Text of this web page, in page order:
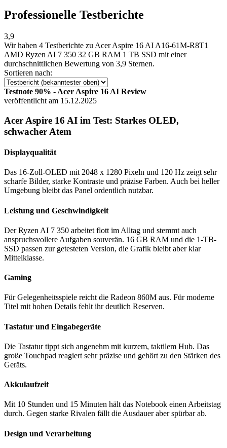
Professionelle Testberichte
3,9
Wir haben 4 Testberichte zu Acer Aspire 16 AI A16-61M-R8T1
AMD Ryzen AI 7 350 32 GB RAM 1 TB SSD mit einer
durchschnittlichen Bewertung von 3,9 Sternen.
Sortieren nach:
Testnote 90% - Acer Aspire 16 AI Review
veröffentlicht am 15.12.2025
Acer Aspire 16 AI im Test: Starkes OLED,
schwacher Atem
Displayqualität
Das 16-Zoll-OLED mit 2048 x 1280 Pixeln und 120 Hz zeigt sehr
scharfe Bilder, starke Kontraste und präzise Farben. Auch bei heller
Umgebung bleibt das Panel ordentlich nutzbar.
Leistung und Geschwindigkeit
Der Ryzen AI 7 350 arbeitet flott im Alltag und stemmt auch
anspruchsvollere Aufgaben souverän. 16 GB RAM und die 1-TB-
SSD passen zur getesteten Version, die Grafik bleibt aber klar
Mittelklasse.
Gaming
Für Gelegenheitsspiele reicht die Radeon 860M aus. Für moderne
Titel mit hohen Details fehlt ihr deutlich Reserven.
Tastatur und Eingabegeräte
Die Tastatur tippt sich angenehm mit kurzem, taktilem Hub. Das
große Touchpad reagiert sehr präzise und gehört zu den Stärken des
Geräts.
Akkulaufzeit
Mit 10 Stunden und 15 Minuten hält das Notebook einen Arbeitstag
durch. Gegen starke Rivalen fällt die Ausdauer aber spürbar ab.
Design und Verarbeitung